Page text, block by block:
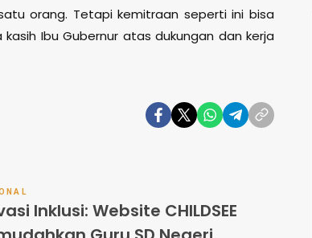
orang. Tetapi kemitraan seperti ini bisa
Ibu Gubernur atas dukungan dan kerja
Inklusi: Website CHILDSEE